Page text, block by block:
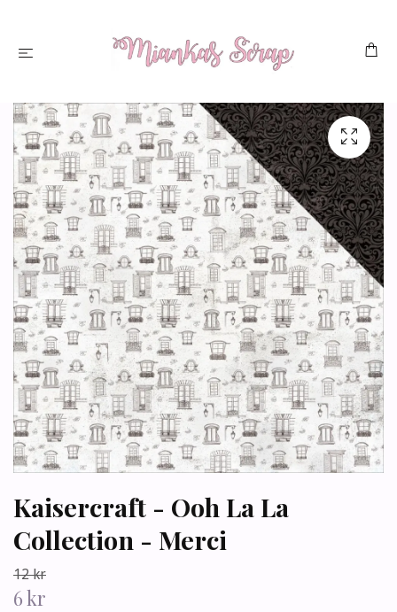
Kaisercraft - Ooh La La
Collection - Merci
12 kr
6 kr